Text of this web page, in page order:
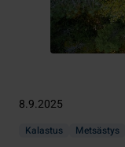
8.9.2025
Kalastus Metsästys